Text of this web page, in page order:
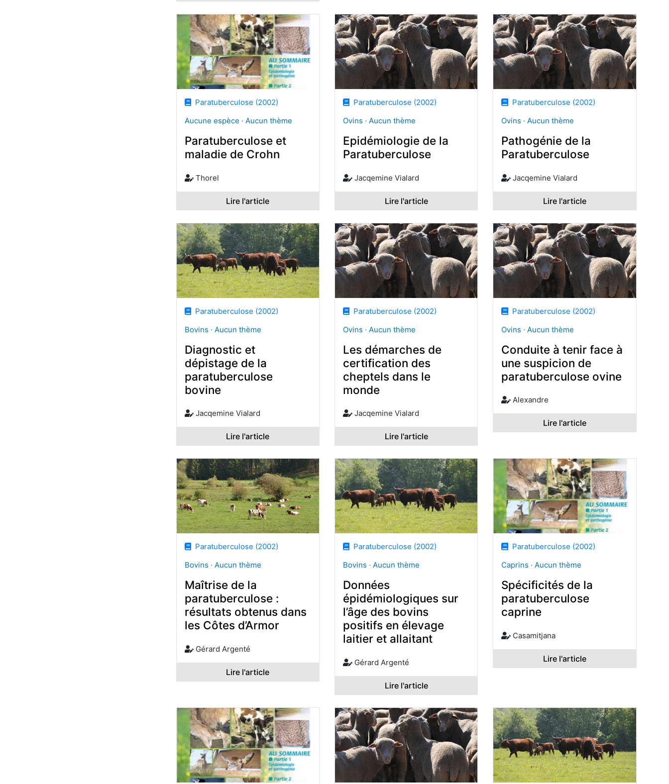
Paratuberculose (2002)
Aucune espèce · Aucun thème
Paratuberculose et
maladie de Crohn
Thorel
Lire l'article
Paratuberculose (2002)
Ovins · Aucun thème
Epidémiologie de la
Paratuberculose
Jacqemine Vialard
Lire l'article
Paratuberculose (2002)
Ovins · Aucun thème
Pathogénie de la
Paratuberculose
Jacqemine Vialard
Lire l'article
Paratuberculose (2002)
Bovins · Aucun thème
Diagnostic et
dépistage de la
paratuberculose
bovine
Jacqemine Vialard
Lire l'article
Paratuberculose (2002)
Ovins · Aucun thème
Les démarches de
certification des
cheptels dans le
monde
Jacqemine Vialard
Lire l'article
Paratuberculose (2002)
Ovins · Aucun thème
Conduite à tenir face à
une suspicion de
paratuberculose ovine
Alexandre
Lire l'article
Paratuberculose (2002)
Bovins · Aucun thème
Maîtrise de la
paratuberculose :
résultats obtenus dans
les Côtes d’Armor
Gérard Argenté
Lire l'article
Paratuberculose (2002)
Bovins · Aucun thème
Données
épidémiologiques sur
l’âge des bovins
positifs en élevage
laitier et allaitant
Gérard Argenté
Lire l'article
Paratuberculose (2002)
Caprins · Aucun thème
Spécificités de la
paratuberculose
caprine
Casamitjana
Lire l'article